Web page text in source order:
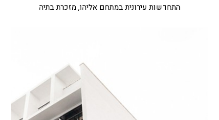
התחדשות עירונית במתחם אליהו, מזכרת בתיה